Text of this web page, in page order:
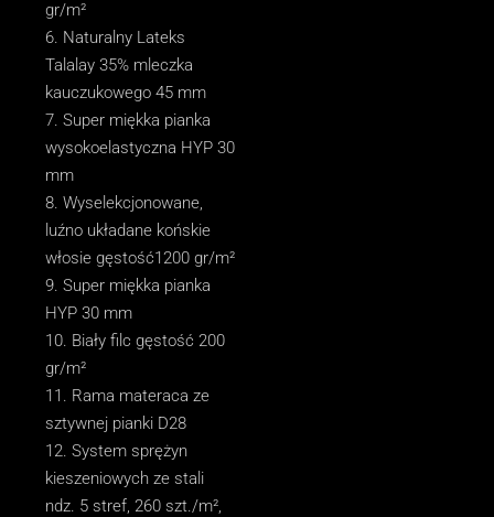
gr/m²
Naturalny Lateks
Talalay 35% mleczka
kauczukowego 45 mm
Super miękka pianka
wysokoelastyczna HYP 30
mm
Wyselekcjonowane,
luźno układane końskie
włosie gęstość1200 gr/m²
Super miękka pianka
HYP 30 mm
Biały filc gęstość 200
gr/m²
Rama materaca ze
sztywnej pianki D28
System sprężyn
kieszeniowych ze stali
ndz. 5 stref, 260 szt./m²,